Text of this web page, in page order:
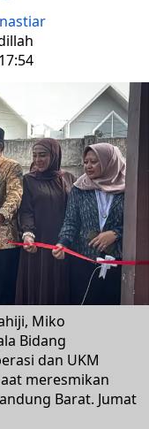
Miko
Bidang
dan UKM
meresmikan
Barat. Jumat